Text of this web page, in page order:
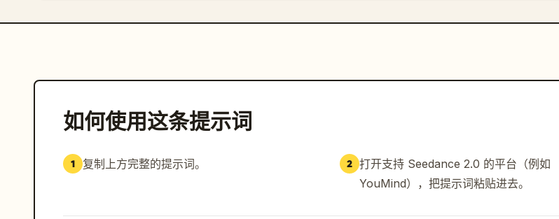
    },
    "exterior_style_reference": {
      "roof_type": "深炭灰色 / 黑色金属立边屋顶，低至中等坡度",
      "facade": "浅米色 / 暖白色垂直板条外墙",
      "trim": "深棕色 / 黑色窗框和封檐板",
如何使用这条提示词
1 复制上方完整的提示词。 2 打开支持 Seedance 2.0 的平台（例如
YouMind），把提示词粘贴进去。